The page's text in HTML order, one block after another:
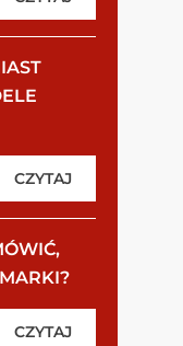
CZYTAJ
CZYTAJ